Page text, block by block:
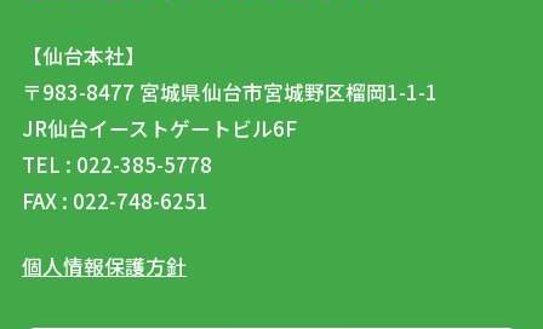
【仙台本社】
〒983-8477 宮城県仙台市宮城野区榴岡1-1-1
JR仙台イーストゲートビル6F
TEL : 022-385-5778
FAX : 022-748-6251
個人情報保護方針